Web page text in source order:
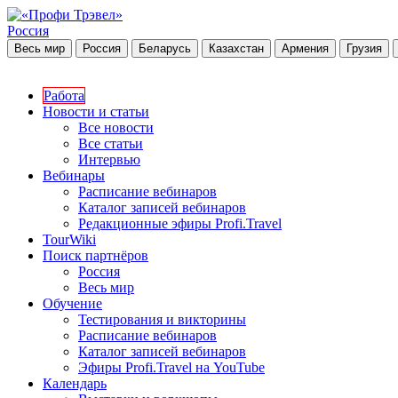
Россия
Весь мир Россия Беларусь Казахстан Армения Грузия
Работа
Новости и статьи
Все новости
Все статьи
Интервью
Вебинары
Расписание вебинаров
Каталог записей вебинаров
Редакционные эфиры Profi.Travel
TourWiki
Поиск партнёров
Россия
Весь мир
Обучение
Тестирования и викторины
Расписание вебинаров
Каталог записей вебинаров
Эфиры Profi.Travel на YouTube
Календарь